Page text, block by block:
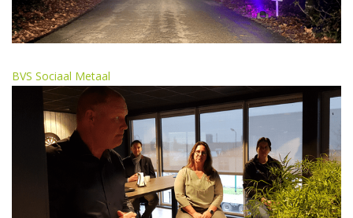
BVS Sociaal Metaal